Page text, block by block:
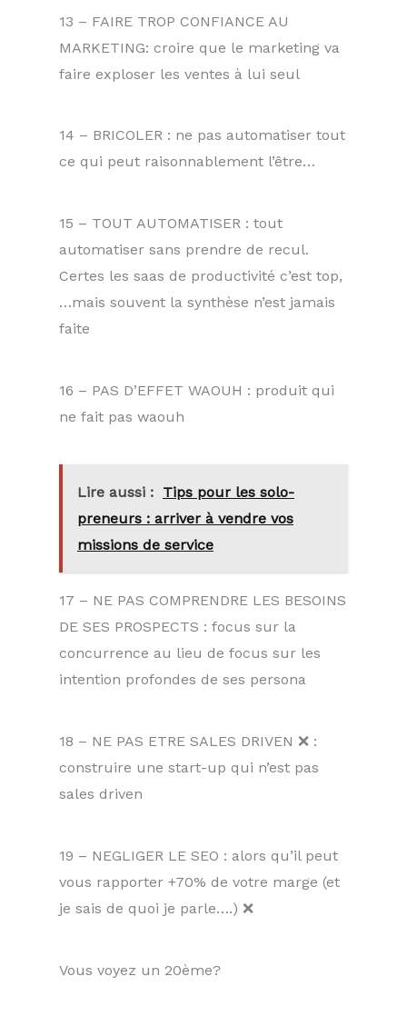
13 – FAIRE TROP CONFIANCE AU
MARKETING: croire que le marketing va
faire exploser les ventes à lui seul
14 – BRICOLER : ne pas automatiser tout
ce qui peut raisonnablement l’être…
15 – TOUT AUTOMATISER : tout
automatiser sans prendre de recul.
Certes les saas de productivité c’est top,
…mais souvent la synthèse n’est jamais
faite
16 – PAS D’EFFET WAOUH : produit qui
ne fait pas waouh
Lire aussi : Tips pour les solo-
preneurs : arriver à vendre vos
missions de service
17 – NE PAS COMPRENDRE LES BESOINS
DE SES PROSPECTS : focus sur la
concurrence au lieu de focus sur les
intention profondes de ses persona
18 – NE PAS ETRE SALES DRIVEN ❌ :
construire une start-up qui n’est pas
sales driven
19 – NEGLIGER LE SEO : alors qu’il peut
vous rapporter +70% de votre marge (et
je sais de quoi je parle….) ❌
Vous voyez un 20ème?